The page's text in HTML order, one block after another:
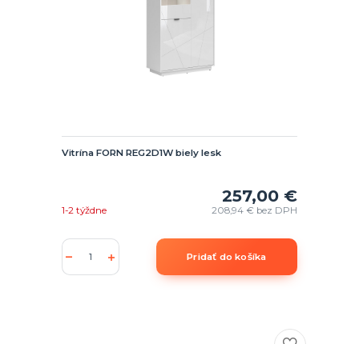
Vitrína FORN REG2D1W biely lesk
257,00 €
208,94 € bez DPH
1-2 týždne
Pridať do košíka